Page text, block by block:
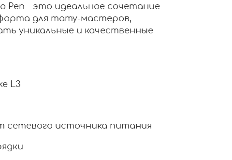
Pen – это идеальное сочетание
для тату-мастеров,
уникальные и качественные
L3
сетевого источника питания